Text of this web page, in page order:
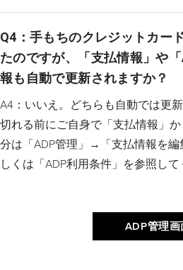
Q4：手もちのクレジットカー
たのですが、「支払情報」や
報も自動で更新されますか？
A4：いいえ。どちらも自動では更
切れる前にご自身で「支払情報」
分は「ADP管理」→「支払情報を
しくは「ADP利用条件」を参照して
ADP管理画